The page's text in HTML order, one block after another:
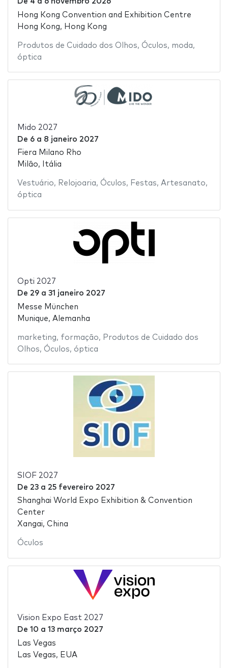
Hong Kong Convention and Exhibition Centre
Hong Kong, Hong Kong
Produtos de Cuidado dos Olhos, Óculos, moda,
óptica
Mido 2027
De 6a 8 janeiro 2027
Fiera Milano Rho
Milão, Itália
Vestuário, Relojoaria, Óculos, Festas, Artesanato,
óptica
Opti 2027
De 29a 31 janeiro 2027
Messe München
Munique, Alemanha
marketing, formação, Produtos de Cuidado dos
Olhos, Óculos, óptica
SIOF 2027
De 23a 25 fevereiro 2027
Shanghai World Expo Exhibition & Convention
Center
Xangai, China
Óculos
Vision Expo East 2027
De 10 a 13 março 2027
Las Vegas
Las Vegas, EUA